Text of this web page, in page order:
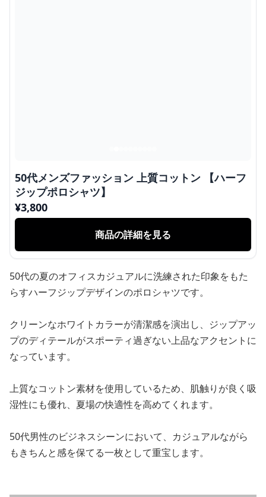
50代メンズファッション 上質コットン 【ハーフ
ジップポロシャツ】
¥3,800
商品の詳細を見る
50代の夏のオフィスカジュアルに洗練された印象をもた
らすハーフジップデザインのポロシャツです。
クリーンなホワイトカラーが清潔感を演出し、ジップアッ
プのディテールがスポーティ過ぎない上品なアクセントに
なっています。
上質なコットン素材を使用しているため、肌触りが良く吸
湿性にも優れ、夏場の快適性を高めてくれます。
50代男性のビジネスシーンにおいて、カジュアルながら
もきちんと感を保てる一枚として重宝します。